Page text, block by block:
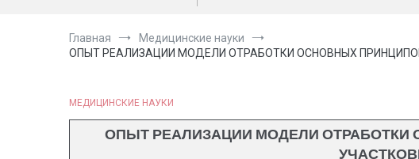
Главная
Медицинские науки
ОПЫТ РЕАЛИЗАЦИИ МОДЕЛИ ОТРАБОТКИ ОСНОВНЫХ
МЕДИЦИНСКИЕ НАУКИ
ОПЫТ РЕАЛИЗАЦИИ МОДЕЛИ